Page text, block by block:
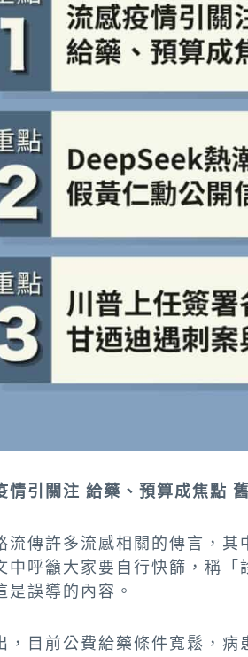
情引關注 給藥、預算成焦點
流傳許多流感相關的傳言，
中呼籲大家要自行快篩，稱
是誤導的內容。
，目前公費給藥條件寬鬆，